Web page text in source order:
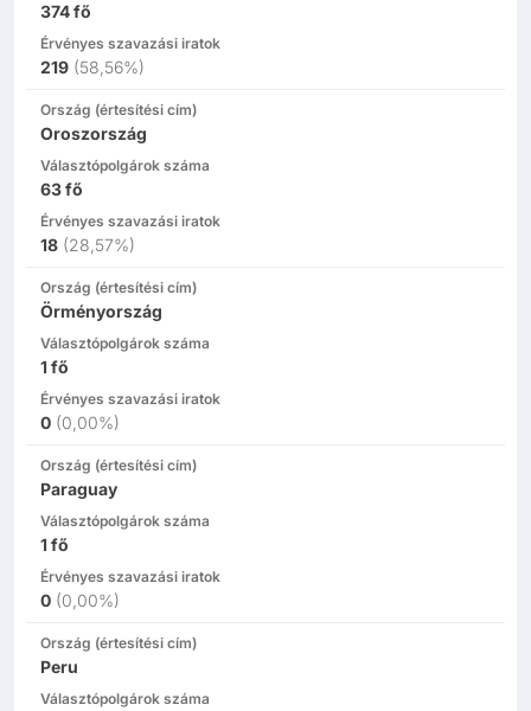
374fő
Érvényes szavazási iratok
219 (58,56%)
Ország (értesítési cím)
Oroszország
Választópolgárok száma
63fő
Érvényes szavazási iratok
18 (28,57%)
Ország (értesítési cím)
Örményország
Választópolgárok száma
1fő
Érvényes szavazási iratok
0 (0,00%)
Ország (értesítési cím)
Paraguay
Választópolgárok száma
1fő
Érvényes szavazási iratok
0 (0,00%)
Ország (értesítési cím)
Peru
Választópolgárok száma